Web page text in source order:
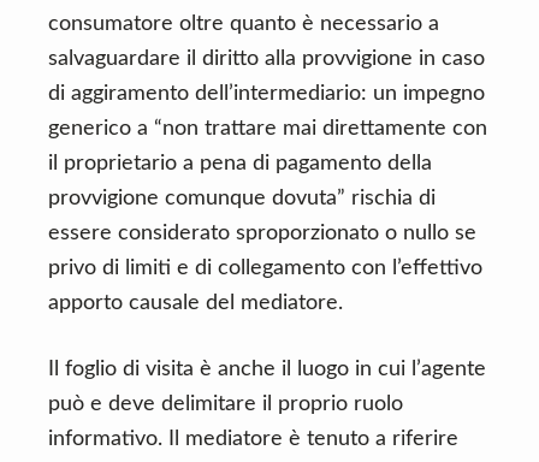
consumatore oltre quanto è necessario a
salvaguardare il diritto alla provvigione in caso
di aggiramento dell’intermediario: un impegno
generico a “non trattare mai direttamente con
il proprietario a pena di pagamento della
provvigione comunque dovuta” rischia di
essere considerato sproporzionato o nullo se
privo di limiti e di collegamento con l’effettivo
apporto causale del mediatore.
Il foglio di visita è anche il luogo in cui l’agente
può e deve delimitare il proprio ruolo
informativo. Il mediatore è tenuto a riferire